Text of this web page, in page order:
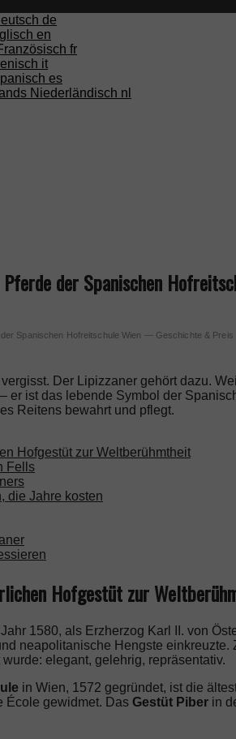
de
en
fr
it
es
Niederländisch nl
Pferde der Spanischen
Spanischen Hofreitschule Wien — Geschichte & Preis
Der Lipizzaner gehört dazu.
ist das lebende Symbol der
Reitens bewahrt und pflegt.
Hofgestüt zur Weltberühmtheit
Fells
die Jahre kosten
Hofgestüt zur
1580, als Erzherzog Karl II. von
neapolitanische Hengste
elegant, gelehrig, repräsentativ.
in Wien, 1572 gegründet, ist die
École gewidmet. Das Gestüt Piber in